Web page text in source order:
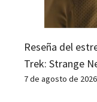
Reseña del
Trek: Strange
7 de agosto de 2026